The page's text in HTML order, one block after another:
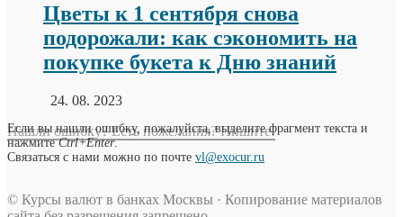
Цветы к 1 сентября снова
подорожали: как сэкономить на
покупке букета к Дню знаний
24. 08. 2023
Нашли ошибку? Есть пожелания? Пишите!
Если вы нашли ошибку, пожалуйста, выделите фрагмент текста и
нажмитеCtrl+Enter.
Связаться с нами можно по почте vl@exocur.ru
© Курсы валют в банках Москвы · Копирование материалов